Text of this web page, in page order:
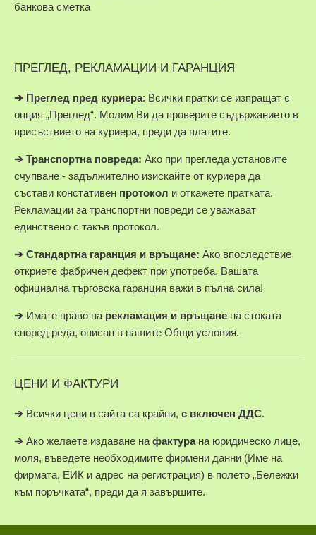
банкова сметка
ПРЕГЛЕД, РЕКЛАМАЦИИ И ГАРАНЦИЯ
➔ Преглед пред куриера: Всички пратки се изпращат с
опция „Преглед“. Молим Ви да проверите съдържанието в
присъствието на куриера, преди да платите.
➔ Транспортна повреда: Ако при прегледа установите
счупване - задължително изискайте от куриера да
състави констативен протокол и откажете пратката.
Рекламации за транспортни повреди се уважават
единствено с такъв протокол.
➔ Стандартна гаранция и връщане: Ако впоследствие
откриете фабричен дефект при употреба, Вашата
официална търговска гаранция важи в пълна сила!
➔ Имате право на рекламация и връщане на стоката
според реда, описан в нашите Общи условия.
ЦЕНИ И ФАКТУРИ
➔ Всички цени в сайта са крайни, с включен ДДС.
➔ Ако желаете издаване на фактура на юридическо лице,
моля, въведете необходимите фирмени данни (Име на
фирмата, ЕИК и адрес на регистрация) в полето „Бележки
към поръчката“, преди да я завършите.